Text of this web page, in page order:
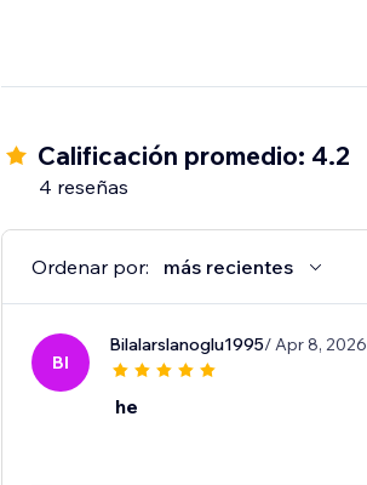
Calificación promedio: 4.2
4 reseñas
Ordenar por: más recientes
BI
Bilalarslanoglu1995/ Apr 8, 2026
he